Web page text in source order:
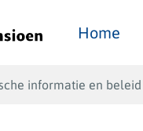
Home
informatie en beleid